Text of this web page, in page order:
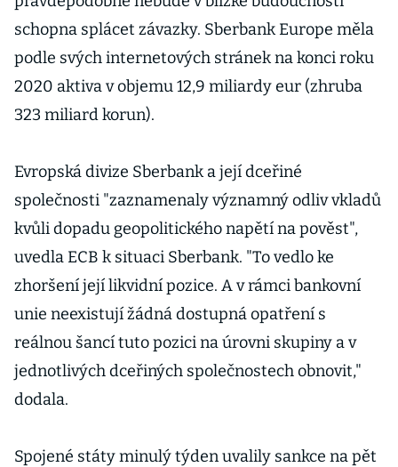
schopna splácet závazky. Sberbank Europe měla
podle svých internetových stránek na konci roku
2020 aktiva v objemu 12,9 miliardy eur (zhruba
323 miliard korun).
Evropská divize Sberbank a její dceřiné
společnosti "zaznamenaly významný odliv vkladů
kvůli dopadu geopolitického napětí na pověst",
uvedla ECB k situaci Sberbank. "To vedlo ke
zhoršení její likvidní pozice. A v rámci bankovní
unie neexistují žádná dostupná opatření s
reálnou šancí tuto pozici na úrovni skupiny a v
jednotlivých dceřiných společnostech obnovit,"
dodala.
Spojené státy minulý týden uvalily sankce na pět